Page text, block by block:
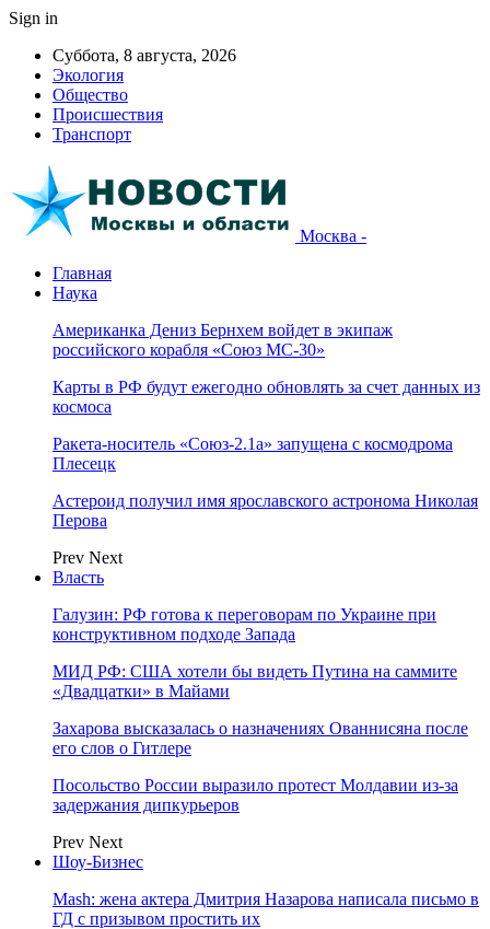
Sign in
Суббота, 8 августа, 2026
Экология
Общество
Происшествия
Транспорт
Москва -
Главная
Наука
Американка Дениз Бернхем войдет в экипаж
российского корабля «Союз МС-30»
Карты в РФ будут ежегодно обновлять за счет данных из
космоса
Ракета-носитель «Союз-2.1а» запущена с космодрома
Плесецк
Астероид получил имя ярославского астронома Николая
Перова
Prev Next
Власть
Галузин: РФ готова к переговорам по Украине при
конструктивном подходе Запада
МИД РФ: США хотели бы видеть Путина на саммите
«Двадцатки» в Майами
Захарова высказалась о назначениях Ованнисяна после
его слов о Гитлере
Посольство России выразило протест Молдавии из-за
задержания дипкурьеров
Prev Next
Шоу-Бизнес
Mash: жена актера Дмитрия Назарова написала письмо в
ГД с призывом простить их